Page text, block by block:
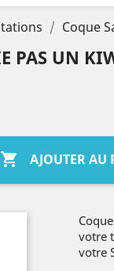
Coque
PAS UN
 AJOUTER AU
votre
votre